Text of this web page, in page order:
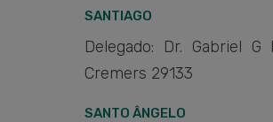
SANTIAGO
Delegado: Dr. Gabriel
Cremers 29133
SANTO ÂNGELO